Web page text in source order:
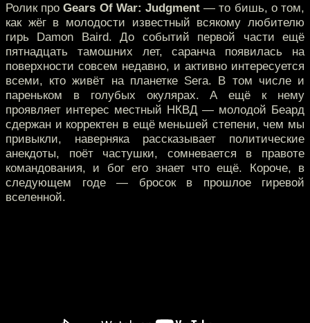
Ролик проGears Of War: Judgment — то бишь, о том,
как жёг в молодости известный всякому любителю
гирь Damon Baird. До событий первой части ещё
пятнадцать тамошних лет, саранча появилась на
поверхности совсем недавно, и активно интересуется
всеми, кто живёт на планетке Sera. В том числе и
пареньком в голубых окулярах. А ещё к нему
проявляет интерес местный НКВД — молодой Беард
сдержан и корректен в ещё меньшей степени, чем мы
привыкли, наверняка рассказывает политические
анекдоты, поёт частушки, сомневается в правоте
командования, и бог его знает что ещё. Короче, в
следующем годе — бросок в прошлое гиревой
вселенной.